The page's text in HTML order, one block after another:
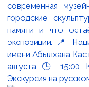
современная
городские
памяти и что
экспозиции. 📍
имени Абылхана
августа 🕒 15:00
Экскурсия на